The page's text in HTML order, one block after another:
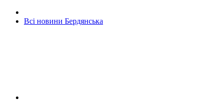
Всі новини Бердянська